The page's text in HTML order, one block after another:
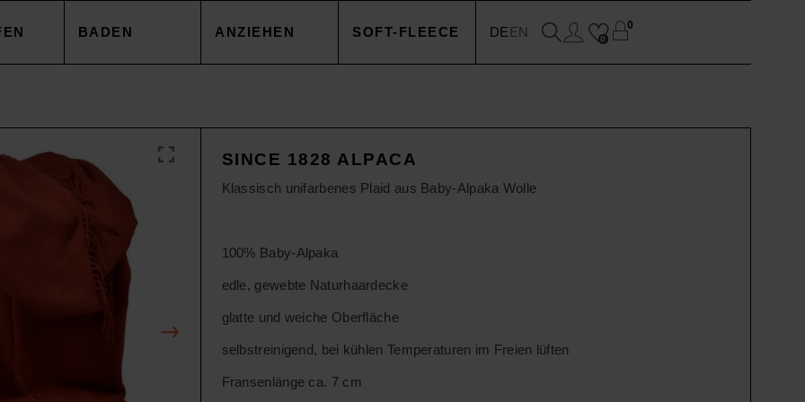
BADEN
ACCESSOIRES
ANZIEHEN
CAPES & MÄNTEL
ACCESSOIRES
SALE
SOFT-FLEECE
KISSEN
TOPS
HOSEN
DEEN 0
0
SINCE 1828 ALPACA
Klassisch unifarbenes Plaid aus Baby-Alpaka Wolle
100% Baby-Alpaka
edle, gewebte Naturhaardecke
glatte und weiche Oberfläche
selbstreinigend, bei kühlen Temperaturen im Freien lüften
Fransenlänge ca. 7 cm